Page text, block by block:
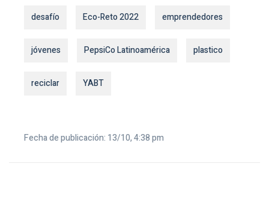
desafío Eco-Reto 2022 emprendedores
jóvenes PepsiCo Latinoamérica plastico
reciclar YABT
Fecha de publicación: 13/10, 4:38 pm